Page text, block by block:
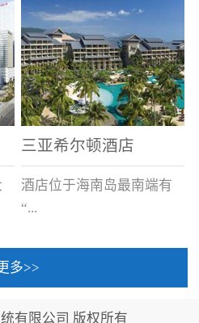
三亚希尔顿酒店
酒店位于海南岛最南端有
“...
中国的海岛天堂”之美称的
多>>
有限公司 版权所有